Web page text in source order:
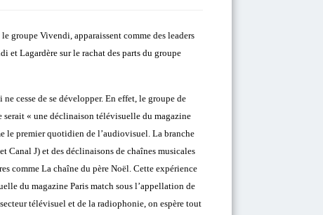
groupe Vivendi, apparaissent comme des leaders
et Lagardère sur le rachat des parts du groupe
cesse de se développer. En effet, le groupe de
serait « une déclinaison télévisuelle du magazine
le premier quotidien de l’audiovisuel. La branche
Canal J) et des déclinaisons de chaînes musicales
comme La chaîne du père Noël. Cette expérience
du magazine Paris match sous l’appellation de
télévisuel et de la radiophonie, on espère tout